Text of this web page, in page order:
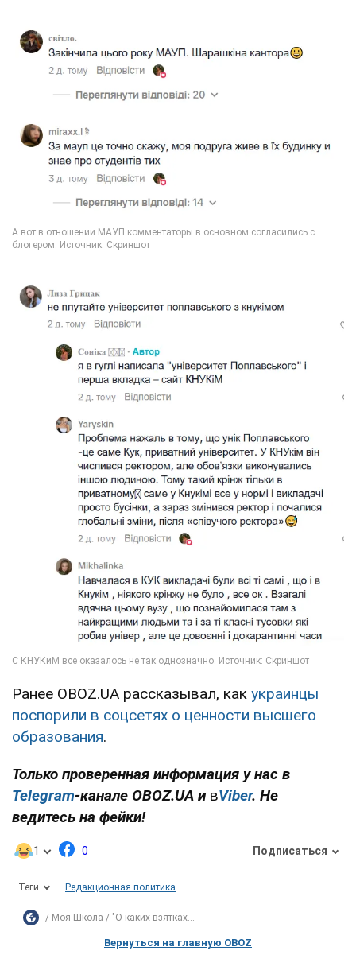
Ранее OBOZ.UA рассказывал, как украинцы
поспорили в соцсетях о ценности высшего
образования.
Только проверенная информация у нас в
Telegram-канале OBOZ.UA и вViber. Не
ведитесь на фейки!
1 0 Подписаться
Теги Редакционная политика
Моя Школа "О каких взятках...
Вернуться на главную OBOZ